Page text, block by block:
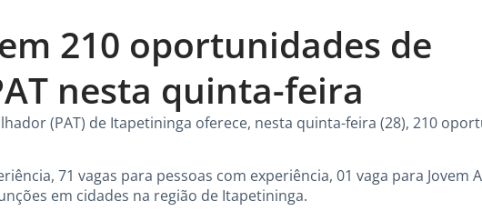
210 oportunidades de
nesta quinta-feira
(PAT) de Itapetininga oferece, nesta quinta-feira (28), 210
71 vagas para pessoas com experiência, 01 vaga para Jovem
em cidades na região de Itapetininga.